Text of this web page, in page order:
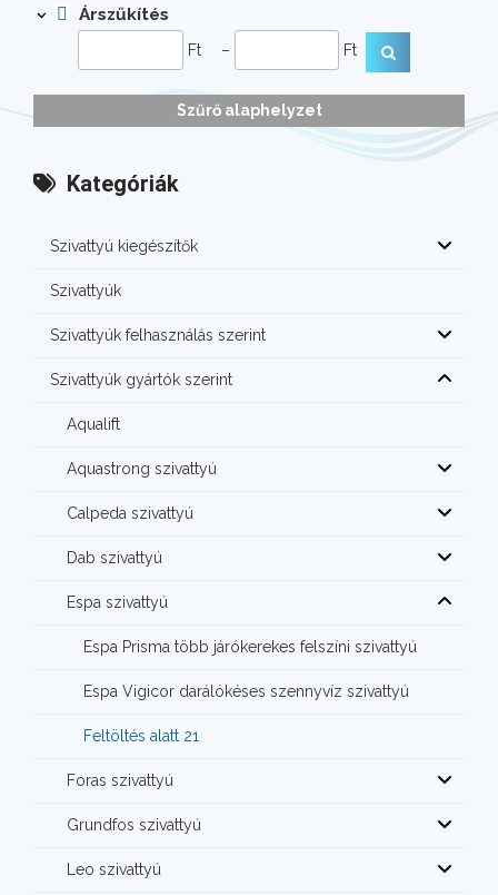
Árszűkítés
Ft – Ft
Szűrő alaphelyzet
Kategóriák
Szivattyú kiegészítők
Szivattyúk
Szivattyúk felhasználás szerint
Szivattyúk gyártók szerint
Aqualift
Aquastrong szivattyú
Calpeda szivattyú
Dab szivattyú
Espa szivattyú
Espa Prisma több járókerekes felszíni szivattyú
Espa Vigicor darálókéses szennyvíz szivattyú
Feltöltés alatt 21
Foras szivattyú
Grundfos szivattyú
Leo szivattyú